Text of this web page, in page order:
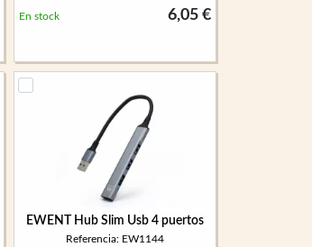
6,05 €
En stock
EWENT Hub Slim Usb 4 puertos
Referencia: EW1144